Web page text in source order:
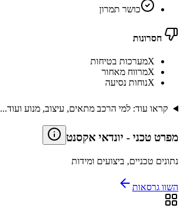
כושר תמרון
חסרונות
Xמערכות בטיחות
Xמרווח מאחור
Xנוחות נסיעה
קראו עוד: למי הרכב מתאים, עיצוב, מנוע ועוד...
מפרט טכני - יונדאי אקסנט
נתונים טכניים, ביצועים ומידות
השוו גרסאות